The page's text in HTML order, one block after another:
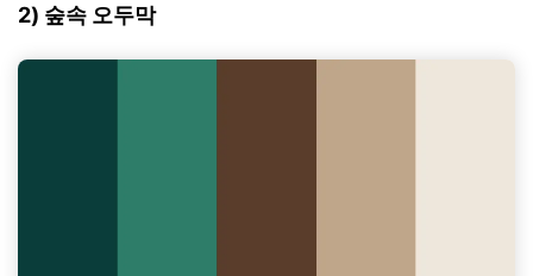
2) 숲속 오두막